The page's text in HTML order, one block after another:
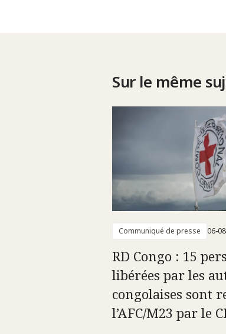
Sur le même
Communiqué de presse 06-
RD Congo : 15
libérées par les
congolaises sont
l’AFC/M23 par le